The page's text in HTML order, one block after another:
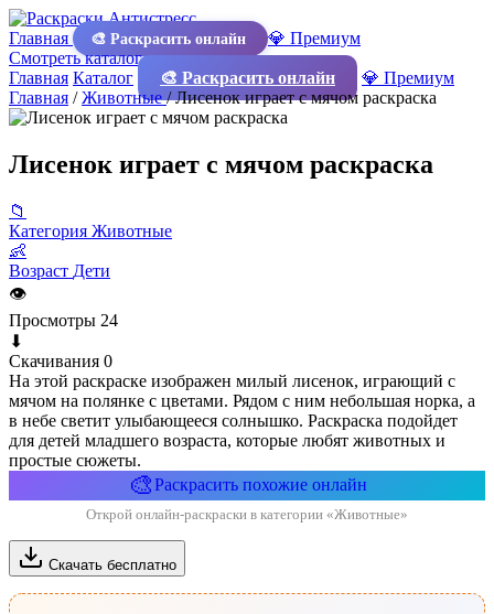
Главная 🎨 Раскрасить онлайн
💎 Премиум
Смотреть каталог
Главная Каталог 🎨 Раскрасить онлайн
💎 Премиум
Главная /Животные/Лисенок играет с мячом раскраска
Лисенок играет с мячом раскраска
📁
Категория Животные
👶
Возраст Дети
👁
Просмотры 24
⬇
Скачивания 0
На этой раскраске изображен милый лисенок, играющий с
мячом на полянке с цветами. Рядом с ним небольшая норка, а
в небе светит улыбающееся солнышко. Раскраска подойдет
для детей младшего возраста, которые любят животных и
простые сюжеты.
🎨Раскрасить похожие онлайн
Открой онлайн-раскраски в категории «Животные»
Скачать бесплатно